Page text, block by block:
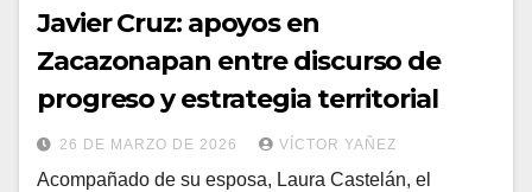
Javier Cruz: apoyos en
Zacazonapan entre discurso de
progreso y estrategia territorial
26 DE MARZO DE 2026 VÍCTOR YAÑEZ
Acompañado de su esposa, Laura Castelán, el